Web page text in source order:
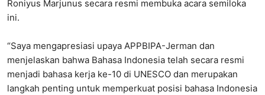
Roniyus Marjunus secara resmi membuka acara semiloka
ini.
“Saya mengapresiasi upaya APPBIPA-Jerman dan
menjelaskan bahwa Bahasa Indonesia telah secara resmi
menjadi bahasa kerja ke-10 di UNESCO dan merupakan
langkah penting untuk memperkuat posisi bahasa Indonesia